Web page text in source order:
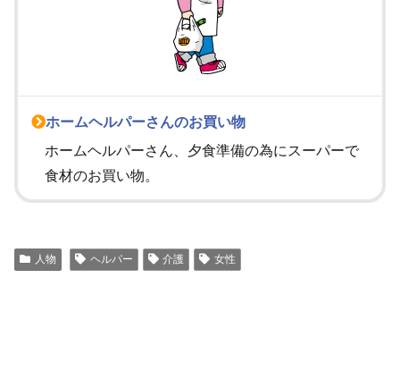
ホームヘルパーさんのお買い物
ホームヘルパーさん、夕食準備の為にスーパーで
食材のお買い物。
人物 ヘルパー 介護 女性